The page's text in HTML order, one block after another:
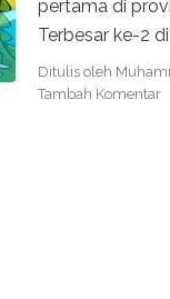
pertama di
Terbesar ke-2
Ditulis oleh
Tambah Komentar